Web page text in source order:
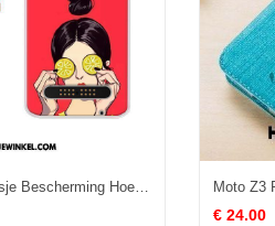
Moto Z3 Play Hoesje Bescherming Hoes All Inclusive, Moto Z3 Play Hoesje Mobiele Telefoon Trend
€ 24.00